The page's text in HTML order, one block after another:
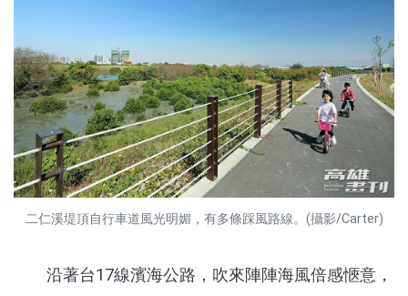
二仁溪堤頂自行車道風光明媚，有多條踩風路線。(攝影/Carter)
沿著台17線濱海公路，吹來陣陣海風倍感愜意，